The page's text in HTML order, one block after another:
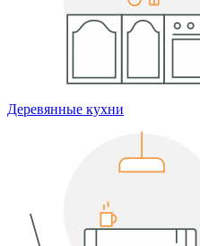
Деревянные кухни